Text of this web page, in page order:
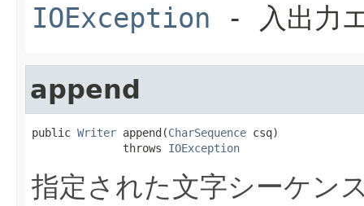
IOException - 入出力
append
public Writer append(CharSequence csq)
              throws
IOException
指定された文字シーケン